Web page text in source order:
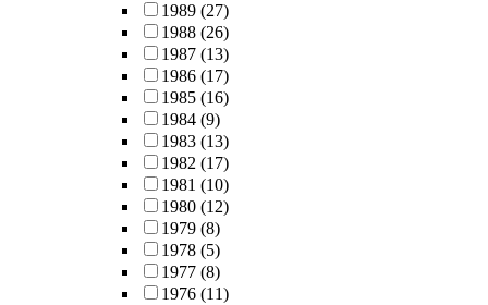
1989 (27)
1988 (26)
1987 (13)
1986 (17)
1985 (16)
1984 (9)
1983 (13)
1982 (17)
1981 (10)
1980 (12)
1979 (8)
1978 (5)
1977 (8)
1976 (11)